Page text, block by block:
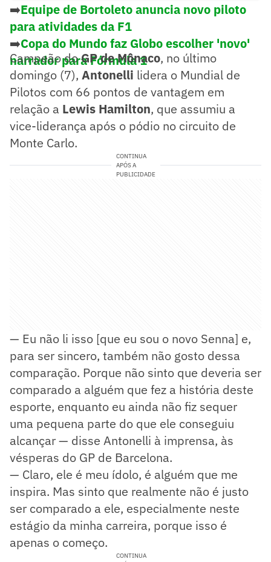
➡️Equipe de Bortoleto anuncia novo piloto
para atividades da F1
➡️Copa do Mundo faz Globo escolher 'novo'
narrador para Fórmula 1
Campeão doGP de Mônaco, no último
domingo (7), Antonelli lidera o Mundial de
Pilotos com 66 pontos de vantagem em
relação a Lewis Hamilton, que assumiu a
vice-liderança após o pódio no circuito de
Monte Carlo.
CONTINUA
APÓS A
PUBLICIDADE
— Eu não li isso [que eu sou o novo Senna] e,
para ser sincero, também não gosto dessa
comparação. Porque não sinto que deveria ser
comparado a alguém que fez a história deste
esporte, enquanto eu ainda não fiz sequer
uma pequena parte do que ele conseguiu
alcançar — disse Antonelli à imprensa, às
vésperas do GP de Barcelona.
— Claro, ele é meu ídolo, é alguém que me
inspira. Mas sinto que realmente não é justo
ser comparado a ele, especialmente neste
estágio da minha carreira, porque isso é
apenas o começo.
CONTINUA